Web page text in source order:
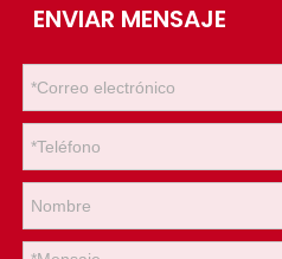
ENVIAR MENSAJE